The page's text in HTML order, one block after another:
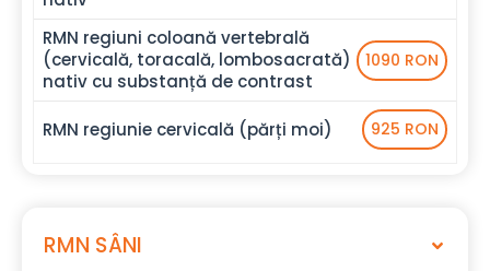
RMN regiuni coloană vertebrală
(cervicală, toracală, lombosacrată)
nativ cu substanță de contrast
1090 RON
RMN regiunie cervicală (părți moi) 925 RON
RMN SÂNI